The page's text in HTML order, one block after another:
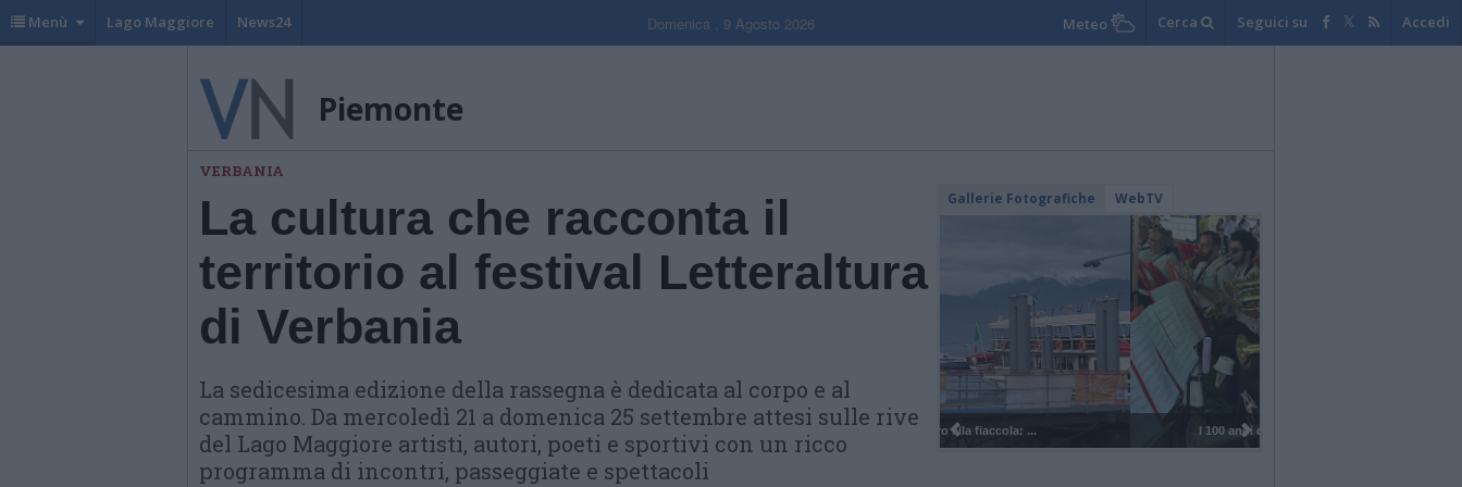
Menù Lago Maggiore News24 Domenica , 9 Agosto 2026 Meteo Cerca Seguici su Accedi
Piemonte
VERBANIA
La cultura che racconta il
territorio al festival Letteraltura
di Verbania
La sedicesima edizione della rassegna è dedicata al corpo e al
cammino. Da mercoledì 21 a domenica 25 settembre attesi sulle rive
del Lago Maggiore artisti, autori, poeti e sportivi con un ricco
programma di incontri, passeggiate e spettacoli
Gallerie Fotografiche WebTV
I 100 anni del Corpo Musicale di